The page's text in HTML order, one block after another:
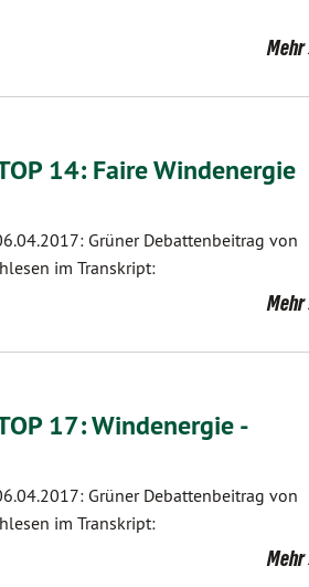
Mehr
14: Faire Windenergie
Grüner Debattenbeitrag von
im Transkript:
Mehr
17: Windenergie -
Grüner Debattenbeitrag von
im Transkript:
Mehr